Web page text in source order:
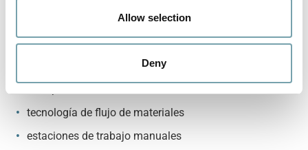
Allow selection
Deny
disponible como conjunto o como pieza individual
tecnología de flujo de materiales
estaciones de trabajo manuales